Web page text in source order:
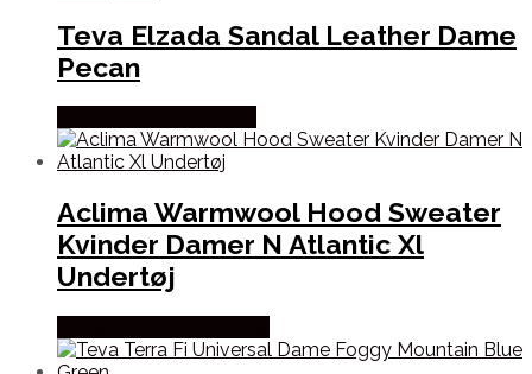
Teva Elzada Sandal Leather Dame
Pecan
Aclima Warmwool Hood Sweater
Kvinder Damer N Atlantic Xl
Undertøj